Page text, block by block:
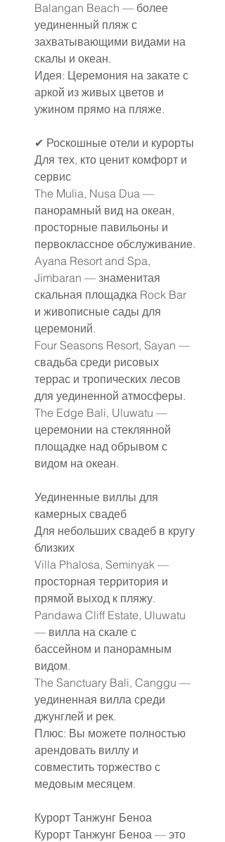
Balangan Beach — более
уединенный пляж с
захватывающими видами на
скалы и океан.
Идея: Церемония на закате с
аркой из живых цветов и
ужином прямо на пляже.
✔ Роскошные отели и курорты
Для тех, кто ценит комфорт и
сервис
The Mulia, Nusa Dua —
панорамный вид на океан,
просторные павильоны и
первоклассное обслуживание.
Ayana Resort and Spa,
Jimbaran — знаменитая
скальная площадка Rock Bar
и живописные сады для
церемоний.
Four Seasons Resort, Sayan —
свадьба среди рисовых
террас и тропических лесов
для уединенной атмосферы.
The Edge Bali, Uluwatu —
церемонии на стеклянной
площадке над обрывом с
видом на океан.
Уединенные виллы для
камерных свадеб
Для небольших свадеб в кругу
близких
Villa Phalosa, Seminyak —
просторная территория и
прямой выход к пляжу.
Pandawa Cliff Estate, Uluwatu
— вилла на скале с
бассейном и панорамным
видом.
The Sanctuary Bali, Canggu —
уединенная вилла среди
джунглей и рек.
Плюс: Вы можете полностью
арендовать виллу и
совместить торжество с
медовым месяцем.
Курорт Танжунг Беноа
Курорт Танжунг Беноа — это